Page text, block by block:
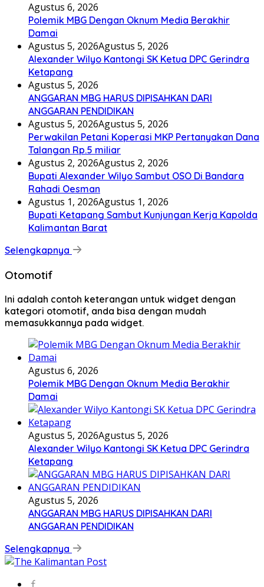
Agustus 6, 2026
Polemik MBG Dengan Oknum Media Berakhir
Damai
Agustus 5, 2026Agustus 5, 2026
Alexander Wilyo Kantongi SK Ketua DPC Gerindra
Ketapang
Agustus 5, 2026
ANGGARAN MBG HARUS DIPISAHKAN DARI
ANGGARAN PENDIDIKAN
Agustus 5, 2026Agustus 5, 2026
Perwakilan Petani Koperasi MKP Pertanyakan Dana
Talangan Rp.5 miliar
Agustus 2, 2026Agustus 2, 2026
Bupati Alexander Wilyo Sambut OSO Di Bandara
Rahadi Oesman
Agustus 1, 2026Agustus 1, 2026
Bupati Ketapang Sambut Kunjungan Kerja Kapolda
Kalimantan Barat
Selengkapnya
Otomotif
Ini adalah contoh keterangan untuk widget dengan
kategori otomotif, anda bisa dengan mudah
memasukkannya pada widget.
Agustus 6, 2026
Polemik MBG Dengan Oknum Media Berakhir
Damai
Agustus 5, 2026Agustus 5, 2026
Alexander Wilyo Kantongi SK Ketua DPC Gerindra
Ketapang
Agustus 5, 2026
ANGGARAN MBG HARUS DIPISAHKAN DARI
ANGGARAN PENDIDIKAN
Selengkapnya